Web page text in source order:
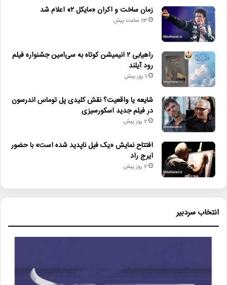
زمان ساخت و اکران «مایکل ۲» اعلام شد
13 ساعت پیش
راهیابی ۲ انیمیشن کوتاه به سی‌امین جشنواره فیلم
رود آیلند
1 روز پیش
شایعه یا واقعیت؟ نقش کلیدی پل توماس اندرسون
در فیلم جدید اسکورسیزی
2 روز پیش
افتتاح نمایش «یک فیل ناپدید شده است» با حضور
ایرج راد
2 روز پیش
انتخاب سردبیر